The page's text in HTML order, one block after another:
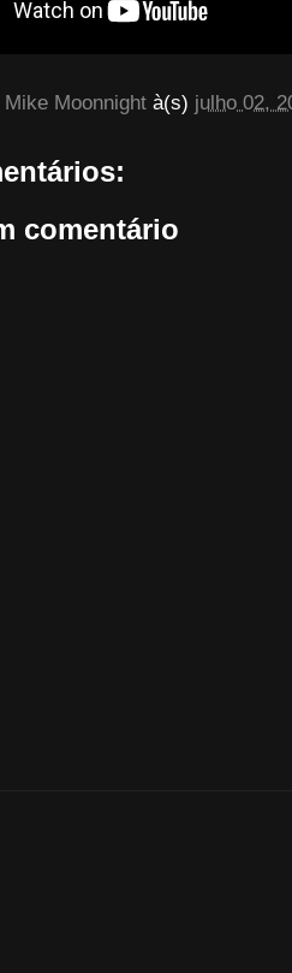
Mike Moonnight à(s) julho 02,
comentário